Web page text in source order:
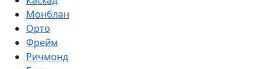
Монблан
Орто
Фрейм
Ричмонд